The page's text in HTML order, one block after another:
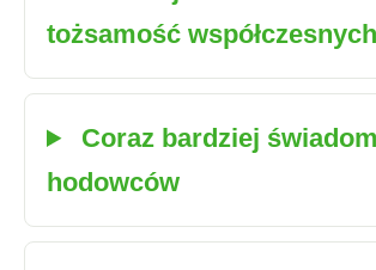
tożsamość
Coraz bardziej
hodowców